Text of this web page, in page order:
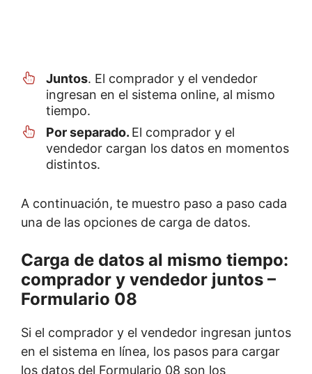
Juntos. El comprador y el vendedor
ingresan en el sistema online, al mismo
tiempo.
Por separado. El comprador y el
vendedor cargan los datos en momentos
distintos.
A continuación, te muestro paso a paso cada
una de las opciones de carga de datos.
Carga de datos al mismo tiempo:
comprador y vendedor juntos –
Formulario 08
Si el comprador y el vendedor ingresan juntos
en el sistema en línea, los pasos para cargar
los datos del Formulario 08 son los